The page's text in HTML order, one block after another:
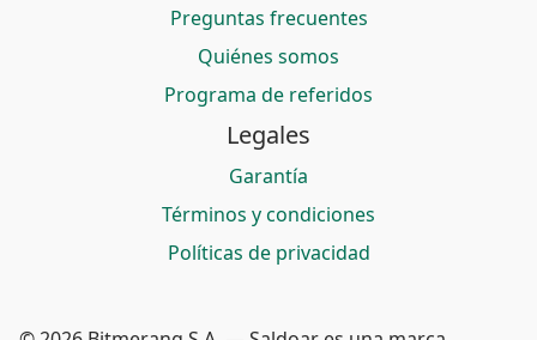
Preguntas frecuentes
Quiénes somos
Programa de referidos
Legales
Garantía
Términos y condiciones
Políticas de privacidad